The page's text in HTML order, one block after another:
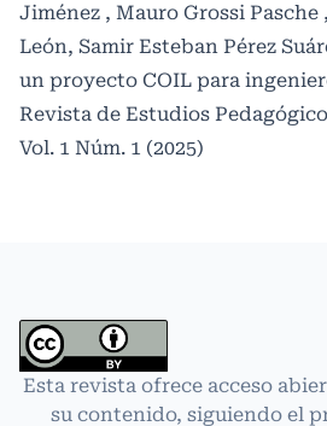
Jiménez , Mauro Grossi
León, Samir Esteban Pérez
un proyecto COIL para
Revista de Estudios
Vol. 1 Núm. 1 (2025)
Esta revista ofrece acceso
su contenido, siguiendo el